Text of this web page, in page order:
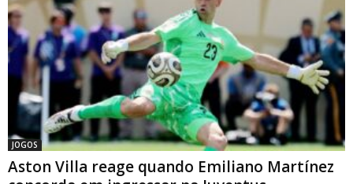
JOGOS
Aston Villa reage quando Emiliano Martínez